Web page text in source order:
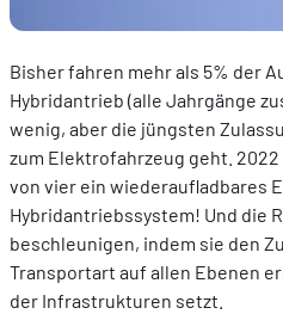
Bisher fahren mehr als 5% der
Hybridantrieb (alle Jahrgänge
wenig, aber die jüngsten
zum Elektrofahrzeug geht.
von vier ein wiederaufladbares
Hybridantriebssystem! Und die
beschleunigen, indem sie den
Transportart auf allen Ebenen
der Infrastrukturen setzt.